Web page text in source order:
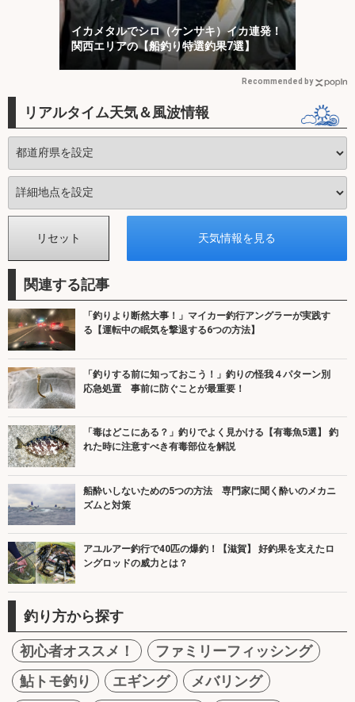
イカメタルでシロ（ケンサキ）イカ連発！
関西エリアの【船釣り特選釣果7選】
Recommended by
リアルタイム天気＆風波情報
関連する記事
「釣りより断然大事！」マイカー釣行アングラーが実践す
る【運転中の眠気を撃退する6つの方法】
「釣りする前に知っておこう！」釣りの怪我４パターン別
応急処置 事前に防ぐことが最重要！
「毒はどこにある？」釣りでよく見かける【有毒魚5選】 釣
れた時に注意すべき有毒部位を解説
船酔いしないための5つの方法 専門家に聞く酔いのメカニ
ズムと対策
アユルアー釣行で40匹の爆釣！【滋賀】 好釣果を支えたロ
ングロッドの威力とは？
釣り方から探す
初心者オススメ！
ファミリーフィッシング
鮎トモ釣り
エギング
メバリング